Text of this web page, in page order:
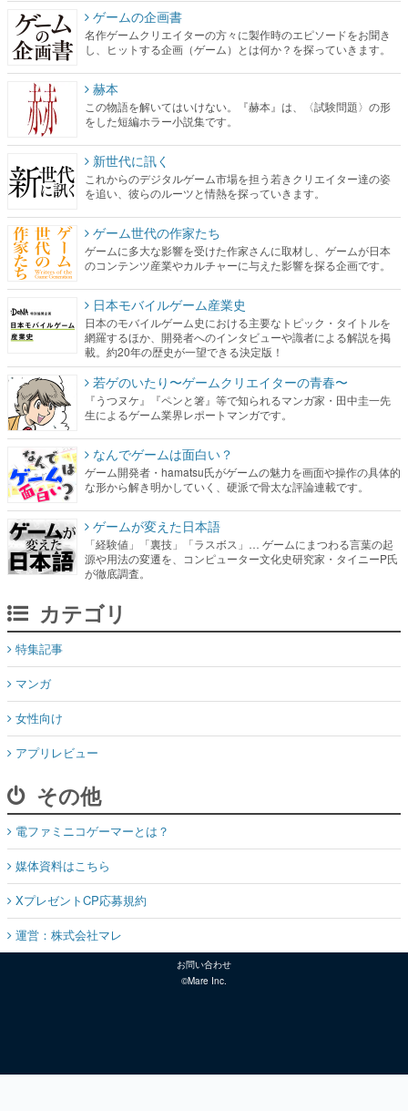
ゲームの企画書
名作ゲームクリエイターの方々に製作時のエピソードをお聞き
し、ヒットする企画（ゲーム）とは何か？を探っていきます。
赫本
この物語を解いてはいけない。『赫本』は、〈試験問題〉の形
をした短編ホラー小説集です。
新世代に訊く
これからのデジタルゲーム市場を担う若きクリエイター達の姿
を追い、彼らのルーツと情熱を探っていきます。
ゲーム世代の作家たち
ゲームに多大な影響を受けた作家さんに取材し、ゲームが日本
のコンテンツ産業やカルチャーに与えた影響を探る企画です。
日本モバイルゲーム産業史
日本のモバイルゲーム史における主要なトピック・タイトルを
網羅するほか、開発者へのインタビューや識者による解説を掲
載。約20年の歴史が一望できる決定版！
若ゲのいたり〜ゲームクリエイターの青春〜
『うつヌケ』『ペンと箸』等で知られるマンガ家・田中圭一先
生によるゲーム業界レポートマンガです。
なんでゲームは面白い？
ゲーム開発者・hamatsu氏がゲームの魅力を画面や操作の具体的
な形から解き明かしていく、硬派で骨太な評論連載です。
ゲームが変えた日本語
「経験値」「裏技」「ラスボス」… ゲームにまつわる言葉の起
源や用法の変遷を、コンピューター文化史研究家・タイニーP氏
が徹底調査。
カテゴリ
特集記事
マンガ
女性向け
アプリレビュー
その他
電ファミニコゲーマーとは？
媒体資料はこちら
XプレゼントCP応募規約
運営：株式会社マレ
お問い合わせ
©Mare Inc.